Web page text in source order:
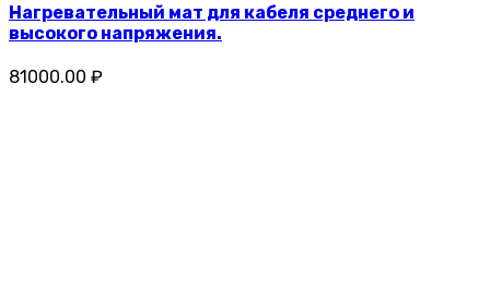
Нагревательный мат для кабеля среднего и
высокого напряжения.
81000.00 ₽